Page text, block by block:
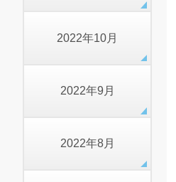
2022年10月
2022年9月
2022年8月